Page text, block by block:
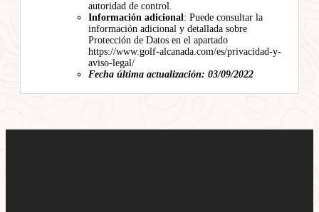
autoridad de control.
Información adicional: Puede consultar la
información adicional y detallada sobre
Protección de Datos en el apartado
https://www.golf-alcanada.com/es/privacidad-y-
aviso-legal/
Fecha última actualización: 03/09/2022